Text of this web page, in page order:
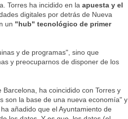
Torres ha incidido en laapuesta y el
digitales por detrás de Nueva
un "hub" tecnológico de primer
y de programas", sino que
y preocuparnos de disponer de los
​​ha coincidido con Torres y
son la base de una nueva economía" y
añadido que el Ayuntamiento de